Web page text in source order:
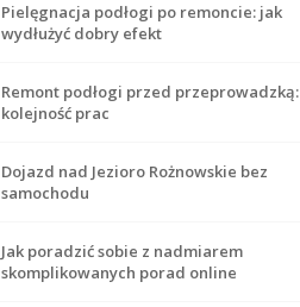
Pielęgnacja podłogi po remoncie: jak
wydłużyć dobry efekt
Remont podłogi przed przeprowadzką:
kolejność prac
Dojazd nad Jezioro Rożnowskie bez
samochodu
Jak poradzić sobie z nadmiarem
skomplikowanych porad online